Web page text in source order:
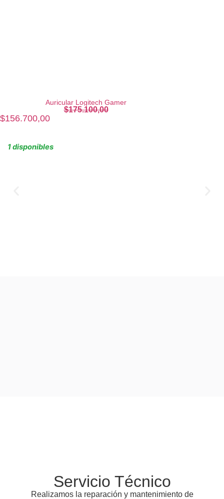
Auricular Logitech Gamer
$175.100,00
$156.700,00
1 disponibles
Servicio Técnico
Realizamos la reparación y mantenimiento de